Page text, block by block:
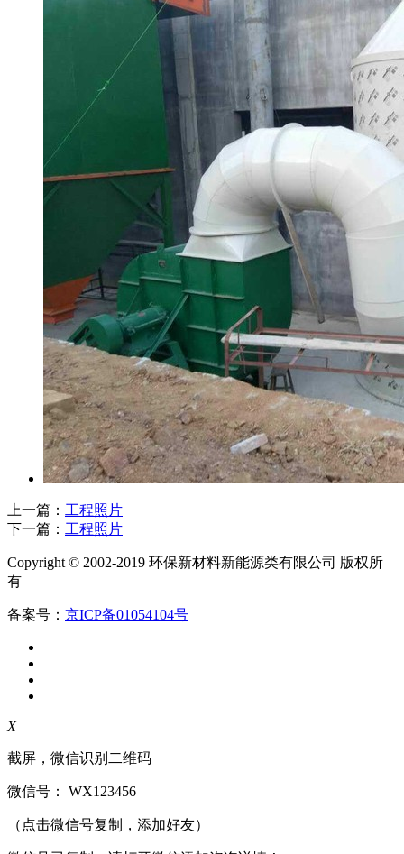
上一篇： 工程照片
下一篇： 工程照片
Copyright © 2002-2019 环保新材料新能源类有限公司 版权所
有
备案号： 京ICP备01054104号
X
截屏，微信识别二维码
微信号： WX123456
（点击微信号复制，添加好友）